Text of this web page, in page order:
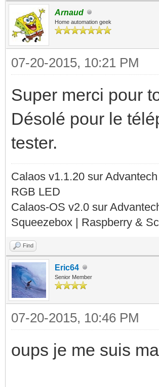
Arnaud
Home automation geek
07-20-2015, 10:21 PM
Super merci pour
Désolé pour le
tester.
Calaos v1.1.20 sur
RGB LED
Calaos-OS v2.0 sur
Squeezebox | Raspberry &
Find
Eric64
Senior Member
07-20-2015, 10:46 PM
oups je me suis